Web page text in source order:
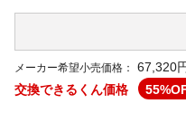
メーカー希望小売価格：
67,320
交換できるくん価格
55